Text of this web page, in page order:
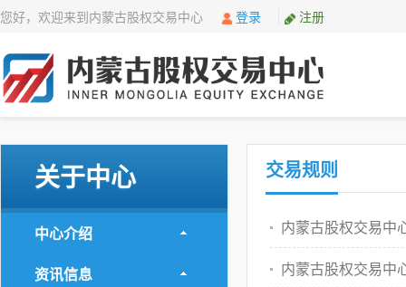
您好，欢迎来到内蒙古股权交易中心 登录 注册
关于中心
中心介绍
资讯信息
交易规则
内蒙古股权交易中
内蒙古股权交易中